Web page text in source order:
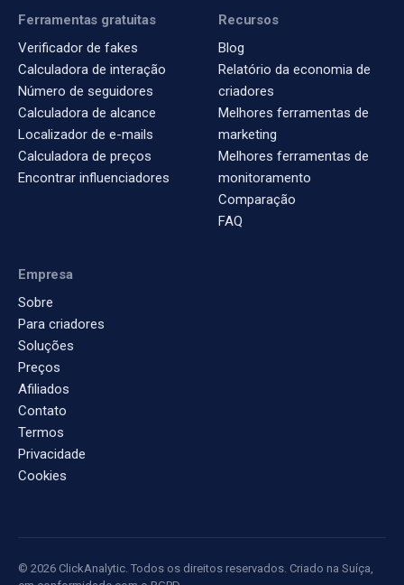
Ferramentas gratuitas
Verificador de fakes
Calculadora de interação
Número de seguidores
Calculadora de alcance
Localizador de e-mails
Calculadora de preços
Encontrar influenciadores
Recursos
Blog
Relatório da economia de
criadores
Melhores ferramentas de
marketing
Melhores ferramentas de
monitoramento
Comparação
FAQ
Empresa
Sobre
Para criadores
Soluções
Preços
Afiliados
Contato
Termos
Privacidade
Cookies
© 2026 ClickAnalytic. Todos os direitos reservados. Criado na Suíça,